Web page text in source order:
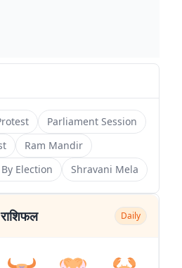
Parliament Session
Ram Mandir
Election
Shravani Mela
Daily